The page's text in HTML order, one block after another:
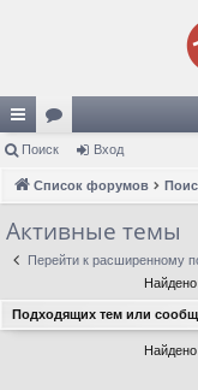
с
ы
лк
и
ор
ум
Поиск Вход
Список форумов
Активные темы
Перейти к расширенному
Подходящих тем или